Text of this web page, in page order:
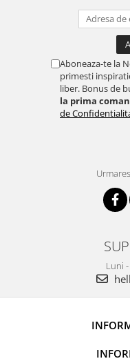
Aboneaza-te la
primesti
liber. Bonus de
la prima
de
Luni